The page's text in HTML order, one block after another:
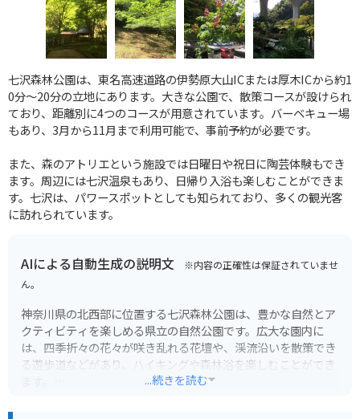
七沢森林公園は、東名高速道路の伊勢原大山ICまたは厚木ICから約1
0分～20分の立地にあります。大きな公園で、散策コースが設けられ
ており、距離別に4つのコースが用意されています。バーベキュー場
もあり、3月から11月まで利用可能で、事前予約が必要です。
また、森のアトリエという施設では日曜日や祝日に陶芸体験もでき
ます。周辺には七沢温泉もあり、日帰り入浴も楽しむことができま
す。七沢は、パワースポットとしても知られており、多くの観光客
に訪れられています。
AIによる自動生成の説明文 ※内容の正確性は保証されていませ
ん。
神奈川県の北西部に位置する七沢森林公園は、豊かな自然とア
クティビティを楽しめる県立の自然公園です。広大な園内に
は、四季折々の花々が咲き乱れる花壇や、渓流沿いを散策でき
る遊歩道などがあり、ハイキングや森林浴を楽しむことができ
...続きを読む